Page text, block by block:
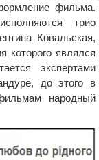
фильма.
трио
Ковальская,
которого являлся
экспертами
до этого в
народный